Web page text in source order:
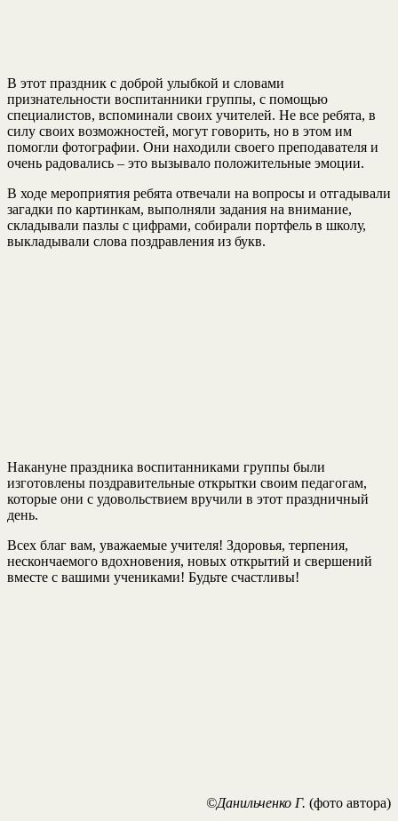
В этот праздник с доброй улыбкой и словами
признательности воспитанники группы, с помощью
специалистов, вспоминали своих учителей. Не все ребята, в
силу своих возможностей, могут говорить, но в этом им
помогли фотографии. Они находили своего преподавателя и
очень радовались – это вызывало положительные эмоции.
В ходе мероприятия ребята отвечали на вопросы и отгадывали
загадки по картинкам, выполняли задания на внимание,
складывали пазлы с цифрами, собирали портфель в школу,
выкладывали слова поздравления из букв.
Накануне праздника воспитанниками группы были
изготовлены поздравительные открытки своим педагогам,
которые они с удовольствием вручили в этот праздничный
день.
Всех благ вам, уважаемые учителя! Здоровья, терпения,
нескончаемого вдохновения, новых открытий и свершений
вместе с вашими учениками! Будьте счастливы!
©Данильченко Г. (фото автора)